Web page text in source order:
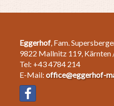
Eggerhof , Fam.
9822 Mallnitz 119, Kärnten
Tel: +43 4784 214
E-Mail: office@eggerhof-